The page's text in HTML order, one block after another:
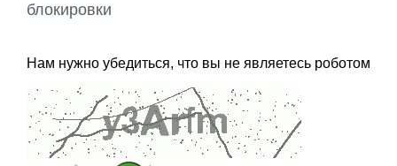
блокировки
Нам нужно убедиться, что вы не являетесь роботом